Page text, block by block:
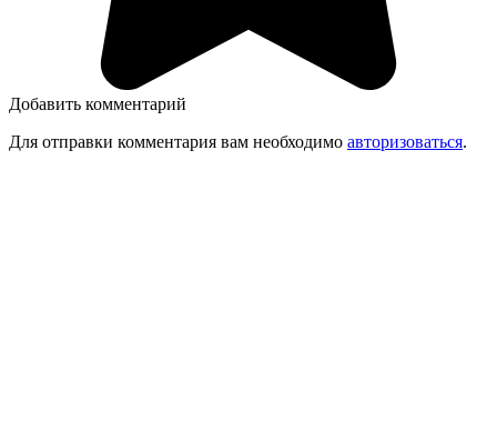
Добавить комментарий
Для отправки комментария вам необходимо авторизоваться.